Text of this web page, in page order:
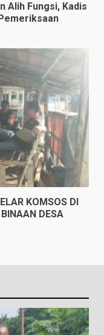
Alih Fungsi, Kadis
KOMSOS DI
DESA